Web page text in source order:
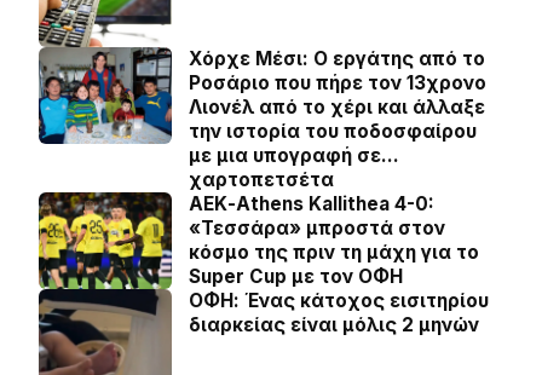
Χόρχε Μέσι: Ο εργάτης από το
Ροσάριο που πήρε τον 13χρονο
Λιονέλ από το χέρι και άλλαξε
την ιστορία του ποδοσφαίρου
με μια υπογραφή σε…
χαρτοπετσέτα
ΑΕΚ-Athens Kallithea 4-0:
«Τεσσάρα» μπροστά στον
κόσμο της πριν τη μάχη για το
Super Cup με τον ΟΦΗ
ΟΦΗ: Ένας κάτοχος εισιτηρίου
διαρκείας είναι μόλις 2 μηνών